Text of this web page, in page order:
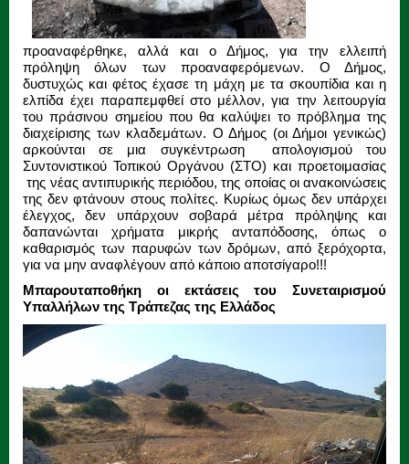
προαναφέρθηκε, αλλά και ο Δήμος, για την ελλειπή
πρόληψη όλων των προαναφερόμενων. Ο Δήμος,
δυστυχώς και φέτος έχασε τη μάχη με τα σκουπίδια και η
ελπίδα έχει παραπεμφθεί στο μέλλον, για την λειτουργία
του πράσινου σημείου που θα καλύψει το πρόβλημα της
διαχείρισης των κλαδεμάτων. Ο Δήμος (οι Δήμοι γενικώς)
αρκούνται σε μια συγκέντρωση απολογισμού του
Συντονιστικού Τοπικού Οργάνου (ΣΤΟ) και προετοιμασίας
της νέας αντιπυρικής περιόδου, της οποίας οι ανακοινώσεις
της δεν φτάνουν στους πολίτες. Κυρίως όμως δεν υπάρχει
έλεγχος, δεν υπάρχουν σοβαρά μέτρα πρόληψης και
δαπανώνται χρήματα μικρής ανταπόδοσης, όπως ο
καθαρισμός των παρυφών των δρόμων, από ξερόχορτα,
για να μην αναφλέγουν από κάποιο αποτσίγαρο!!!
Μπαρουταποθήκη οι εκτάσεις του Συνεταιρισμού
Υπαλλήλων της Τράπεζας της Ελλάδος